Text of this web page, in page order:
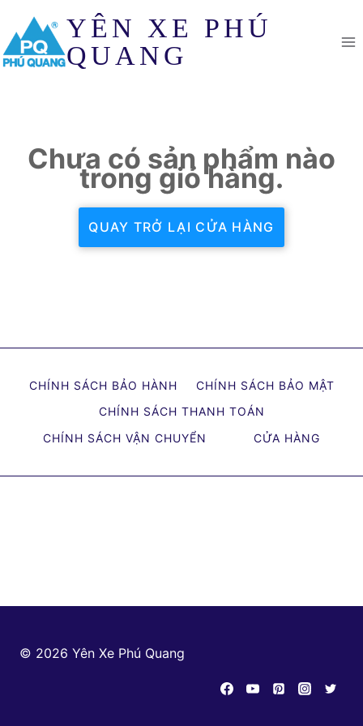
content
YÊN XE PHÚ
QUANG
Chưa có sản phẩm nào
trong giỏ hàng.
QUAY TRỞ LẠI CỬA HÀNG
CHÍNH SÁCH BẢO HÀNH
CHÍNH SÁCH BẢO MẬT
CHÍNH SÁCH THANH TOÁN
CHÍNH SÁCH VẬN CHUYỂN
CỬA HÀNG
© 2026 Yên Xe Phú Quang